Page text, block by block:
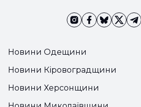
Новини Одещини
Новини Кіровоградщини
Новини Херсонщини